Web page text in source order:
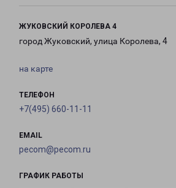
ЖУКОВСКИЙ КОРОЛЕВА 4
город Жуковский, улица Королева, 4
на карте
ТЕЛЕФОН
+7(495) 660-11-11
EMAIL
pecom@pecom.ru
ГРАФИК РАБОТЫ